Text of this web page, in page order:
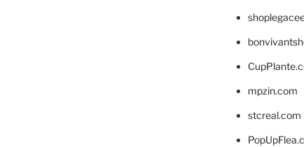
mpzin.com
stcreal.com